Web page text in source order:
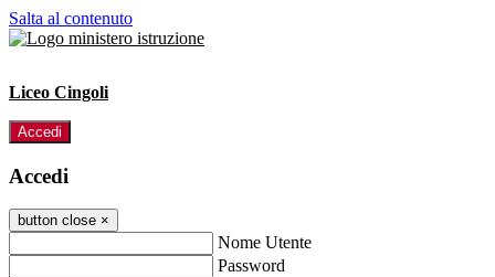
Salta al contenuto
Liceo Cingoli
Accedi
Accedi
button close ×
Nome Utente
Password